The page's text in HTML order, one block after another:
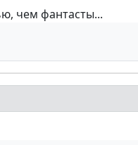
чем фантасты...